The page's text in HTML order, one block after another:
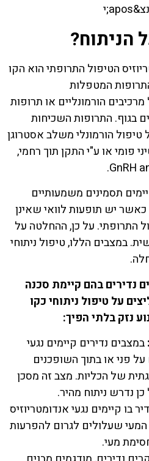
הניתוח?
הטיפול התרופתי הוא הקו
המטפלות
הורמונליים או תרופות
בגוף. התרופות השכיחות
טיפול הורמונלי משלב אסטרוגן
פומי או ע"י התקן תוך רחמי,
תסמינים משמעותיים
יש תופעות לוואי שאינן
על כן, ההחלטה על
במצבים הללו, טיפול ניתוחי
נדירים בהם קיימת סכנה
על טיפול ניתוחי כקו
נזק בלתי הפיך:
במצבים נדירים קיימים נגעי
על פני או בתוך השופכנים
של הכליות. מצב זה מסכן
נדרש ניתוח מהיר.
בו קיימים נגעי אנדומטריוזיס
המעי שעלולים לגרום להפרעות
מעי.